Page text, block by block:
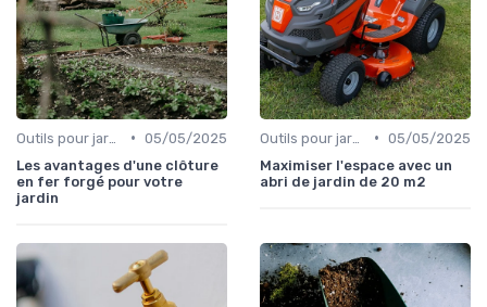
• 05/05/2025
Les avantages d'une clôture
en fer forgé pour votre
jardin
• 05/05/2025
Maximiser l'espace avec un
abri de jardin de 20 m2